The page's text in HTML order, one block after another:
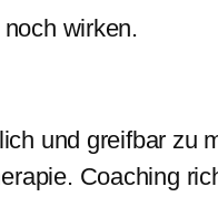
wirken.
und greifbar zu
Coaching